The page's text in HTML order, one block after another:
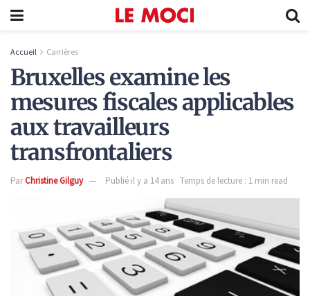
Accueil Carrières
Bruxelles examine les
mesures fiscales applicables
aux travailleurs
transfrontaliers
ParChristine Gilguy Publié il y a 14 ans Temps de lecture : 1 min read